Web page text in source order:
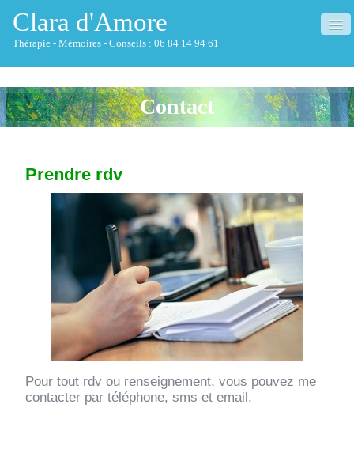
Clara d'Amore
Thérapie - Mémoires - Conseils : 06 84 14 94 61
ACCUEIL
QUI SUIS-JE ?
MÉMOIRES
NETTOYAGE HABITAT
CONFÉRENCES
FORMATIONS
CONTACT
Contact
Prendre rdv
Pour tout rdv ou renseignement, vous pouvez me
contacter par téléphone, sms et email.